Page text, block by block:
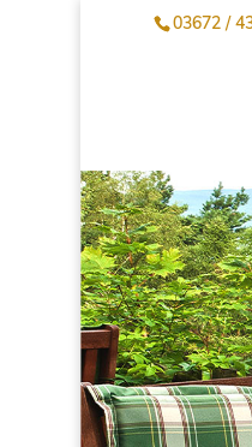
03672 /